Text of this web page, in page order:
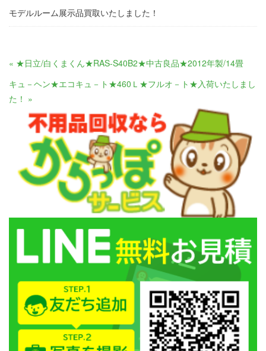
モデルルーム展示品買取いたしました！
« ★日立/白くまくん★RAS-S40B2★中古良品★2012年製/14畳
キュ－ヘン★エコキュ－ト★460Ｌ★フルオ－ト★入荷いたしまし
た！ »